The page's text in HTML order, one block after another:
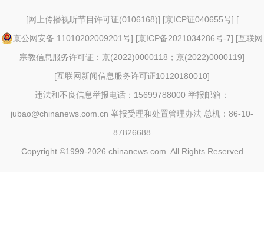
[网上传播视听节目许可证(0106168)] [京ICP证040655号] [
京公网安备 11010202009201号] [京ICP备2021034286号-7] [互联网
宗教信息服务许可证：京(2022)0000118；京(2022)0000119]
[互联网新闻信息服务许可证10120180010]
违法和不良信息举报电话：15699788000 举报邮箱：
jubao@chinanews.com.cn 举报受理和处置管理办法 总机：86-10-
87826688
Copyright ©1999-2026 chinanews.com. All Rights Reserved